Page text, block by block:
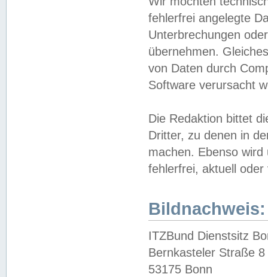
fehlerfrei angelegte
Unterbrechungen
übernehmen.
von Daten durch
Software verursacht
Die Redaktion bittet
Dritter, zu denen in
machen. Ebenso
fehlerfrei, aktuell oder
Bildnachweis:
ITZBund Dienstsitz
Bernkasteler Straße 8
53175 Bonn